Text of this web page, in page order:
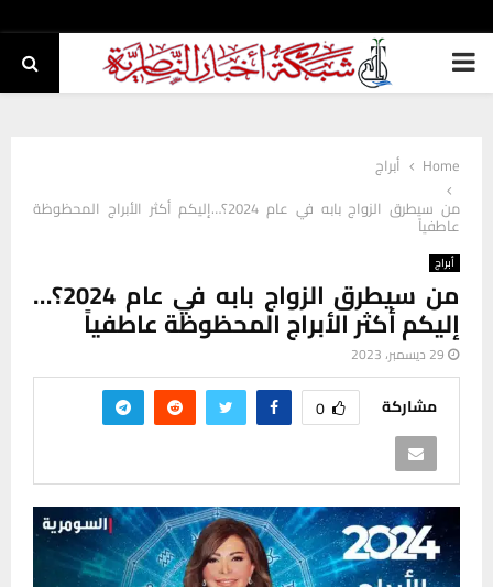
PRIMARY
Home
أبراج
من سيطرق الزواج بابه في عام 2024؟…إليكم أكثر الأبراج المحظوظة
عاطفياً
أبراج
من سيطرق الزواج بابه في عام 2024؟…
إليكم أكثر الأبراج المحظوظة عاطفياً
29 ديسمبر، 2023
مشاركة 0